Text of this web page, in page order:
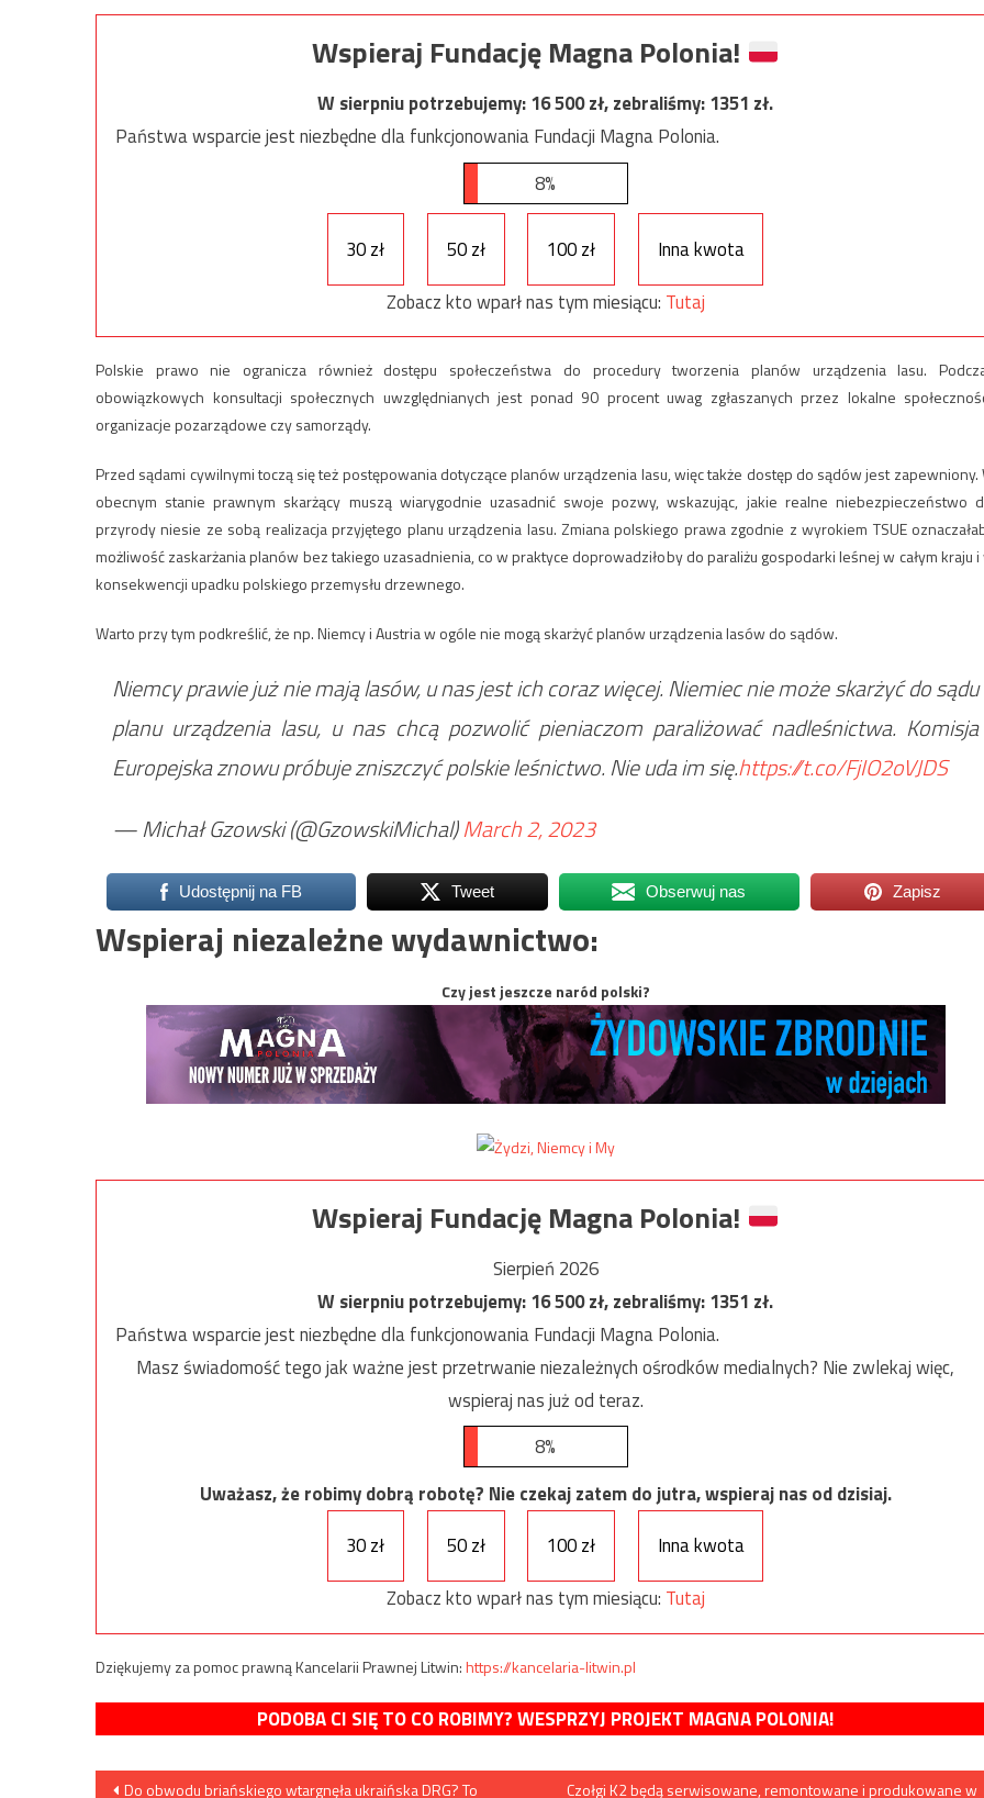
Wspieraj Fundację Magna Polonia!
W sierpniu potrzebujemy:16 500zł, zebraliśmy:1351 zł.
Państwa wsparcie jest niezbędne dla funkcjonowania Fundacji Magna Polonia.
8%
30 zł 50 zł 100 zł
Inna kwota
Zobacz kto wparł nas tym miesiącu: Tutaj
Polskie prawo nie ogranicza również dostępu społeczeństwa do procedury tworzenia planów urządzenia lasu.
obowiązkowych konsultacji społecznych uwzględnianych jest ponad 90 procent uwag zgłaszanych przez lokalne
organizacje pozarządowe czy samorządy.
Przed sądami cywilnymi toczą się też postępowania dotyczące planów urządzenia lasu, więc także dostęp do sądów jest zapewniony.
obecnym stanie prawnym skarżący muszą wiarygodnie uzasadnić swoje pozwy, wskazując, jakie realne niebezpieczeństwo
przyrody niesie ze sobą realizacja przyjętego planu urządzenia lasu. Zmiana polskiego prawa zgodnie z wyrokiem TSUE
możliwość zaskarżania planów bez takiego uzasadnienia, co w praktyce doprowadziłoby do paraliżu gospodarki leśnej w całym kraju i
konsekwencji upadku polskiego przemysłu drzewnego.
Warto przy tym podkreślić, że np. Niemcy i Austria w ogóle nie mogą skarżyć planów urządzenia lasów do sądów.
Niemcy prawie już nie mają lasów, u nas jest ich coraz więcej. Niemiec nie może skarżyć do sądu
planu urządzenia lasu, u nas chcą pozwolić pieniaczom paraliżować nadleśnictwa. Komisja
Europejska znowu próbuje zniszczyć polskie leśnictwo. Nie uda im się.https://t.co/FjIO2oVJDS
— Michał Gzowski (@GzowskiMichal)March 2, 2023
Udostępnij na FB Tweet Obserwuj nas Zapisz
Wspieraj niezależne wydawnictwo:
Czy jest jeszcze naród polski?
Wspieraj Fundację Magna Polonia!
Sierpień 2026
W sierpniu potrzebujemy:16 500zł, zebraliśmy:1351 zł.
Państwa wsparcie jest niezbędne dla funkcjonowania Fundacji Magna Polonia.
Masz świadomość tego jak ważne jest przetrwanie niezależnych ośrodków medialnych? Nie zwlekaj więc,
wspieraj nas już od teraz.
8%
Uważasz, że robimy dobrą robotę? Nie czekaj zatem do jutra, wspieraj nas od dzisiaj.
30 zł
50 zł 100 zł
Inna kwota
Zobacz kto wparł nas tym miesiącu: Tutaj
Dziękujemy za pomoc prawną Kancelarii Prawnej Litwin:https://kancelaria-litwin.pl
PODOBA CI SIĘ TO CO ROBIMY? WESPRZYJ PROJEKT MAGNA POLONIA!
Do obwodu briańskiego wtargnęła ukraińska DRG? To Czołgi K2 będą serwisowane, remontowane i produkowane w